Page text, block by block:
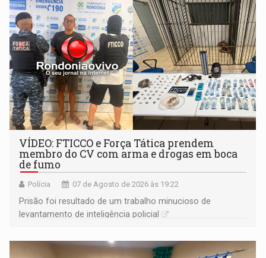
VÍDEO: FTICCO e Força Tática prendem
membro do CV com arma e drogas em boca
de fumo
Polícia 07 de Agosto de 2026 às 19:22
Prisão foi resultado de um trabalho minucioso de
levantamento de inteligência policial